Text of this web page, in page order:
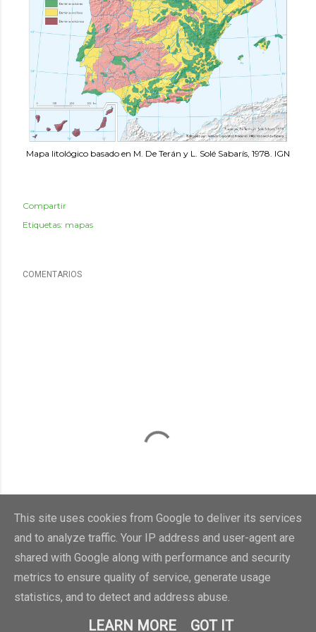
Mapa litológico basado en M. De Terán y L. Solé Sabarís, 1978. IGN
Compartir
Etiquetas: mapas
COMENTARIOS
This site uses cookies from Google to deliver its services
and to analyze traffic. Your IP address and user-agent are
shared with Google along with performance and security
metrics to ensure quality of service, generate usage
statistics, and to detect and address abuse.
LEARN MORE GOT IT